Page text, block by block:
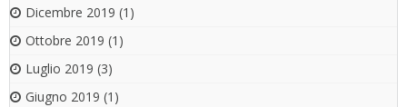
Dicembre 2019 (1)
Ottobre 2019 (1)
Luglio 2019 (3)
Giugno 2019 (1)